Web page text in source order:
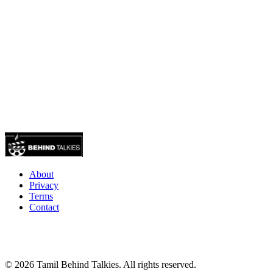
About
Privacy
Terms
Contact
© 2026 Tamil Behind Talkies. All rights reserved.